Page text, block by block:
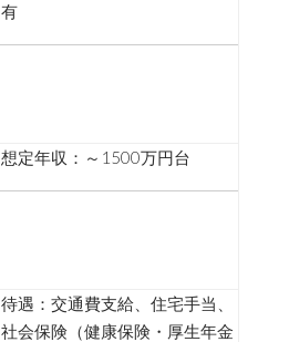
有
想定年収：～1500万円台
待遇：交通費支給、住宅手当、
社会保険（健康保険・厚生年金